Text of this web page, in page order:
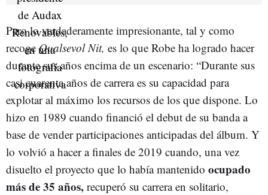
Pero lo verdaderamente impresionante, tal y como
recogeQualsevol Nit, es lo que Robe ha logrado hacer
durante sus años encima de un escenario: “Durante sus
casi cuarenta años de carrera es su capacidad para
explotar al máximo los recursos de los que dispone. Lo
hizo en 1989 cuando financió el debut de su banda a
base de vender participaciones anticipadas del álbum. Y
lo volvió a hacer a finales de 2019 cuando, una vez
disuelto el proyecto que lo había mantenido ocupado
más de 35 años, recuperó su carrera en solitario,